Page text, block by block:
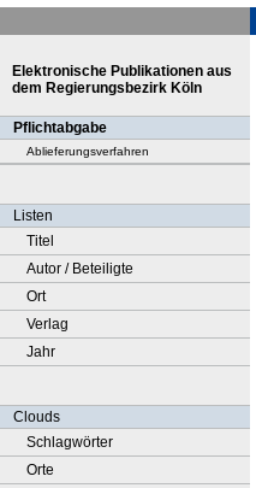
Elektronische Publikationen aus
dem Regierungsbezirk Köln
Pflichtabgabe
Ablieferungsverfahren
Listen
Titel
Autor / Beteiligte
Ort
Verlag
Jahr
Clouds
Schlagwörter
Orte